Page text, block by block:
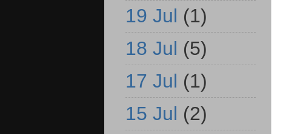
19 Jul (1)
18 Jul (5)
17 Jul (1)
15 Jul (2)